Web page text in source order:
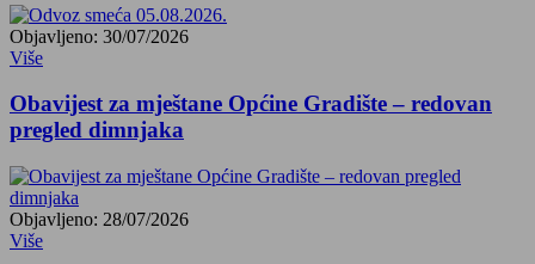
Objavljeno: 30/07/2026
Više
Obavijest za mještane Općine Gradište – redovan
pregled dimnjaka
Objavljeno: 28/07/2026
Više